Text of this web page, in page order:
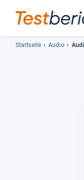
Startseite Audio